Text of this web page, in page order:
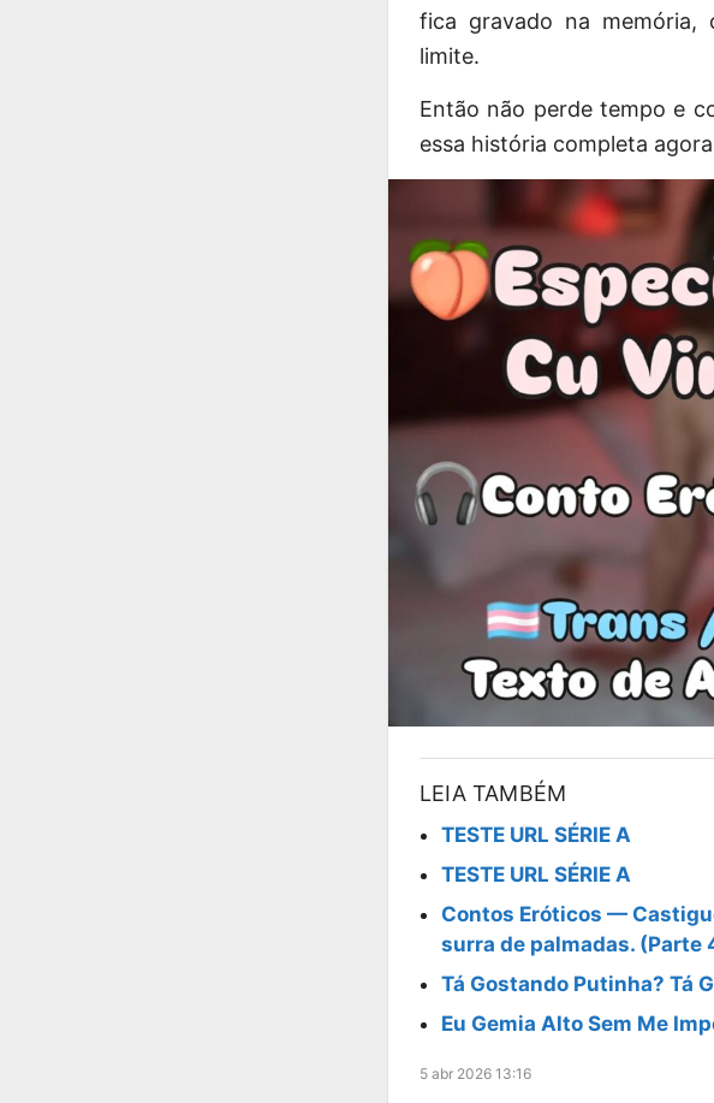
fica gravado na memória,
limite.
Então não perde tempo e
essa história completa
LEIA TAMBÉM
TESTE URL SÉRIE A
TESTE URL SÉRIE A
Contos Eróticos —
surra de palmadas. (Parte
Tá Gostando Putinha? Tá
Eu Gemia Alto Sem Me
5 abr 2026 13:16